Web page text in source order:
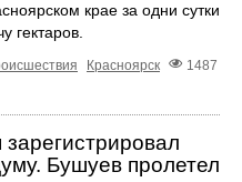
крае за одни сутки
гектаров.
Красноярск
1487
Бушуев пролетел